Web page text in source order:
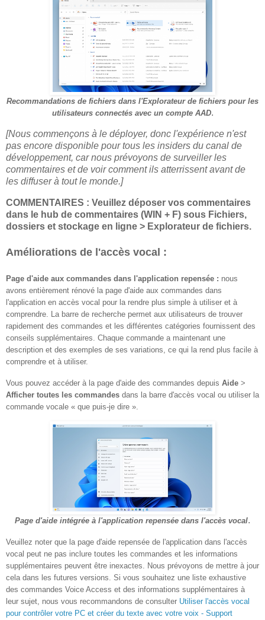
Recommandations de fichiers dans l'Explorateur de fichiers pour les
utilisateurs connectés avec un compte AAD.
[Nous commençons à le déployer, donc l'expérience n'est
pas encore disponible pour tous les insiders du canal de
développement, car nous prévoyons de surveiller les
commentaires et de voir comment ils atterrissent avant de
les diffuser à tout le monde.]
COMMENTAIRES : Veuillez déposer vos commentaires
dans le hub de commentaires (WIN + F) sous Fichiers,
dossiers et stockage en ligne > Explorateur de fichiers.
Améliorations de l'accès vocal :
Page d'aide aux commandes dans l'application repensée : nous
avons entièrement rénové la page d'aide aux commandes dans
l'application en accès vocal pour la rendre plus simple à utiliser et à
comprendre. La barre de recherche permet aux utilisateurs de trouver
rapidement des commandes et les différentes catégories fournissent des
conseils supplémentaires. Chaque commande a maintenant une
description et des exemples de ses variations, ce qui la rend plus facile à
comprendre et à utiliser.
Vous pouvez accéder à la page d'aide des commandes depuis Aide >
Afficher toutes les commandes dans la barre d'accès vocal ou utiliser la
commande vocale « que puis-je dire ».
Page d'aide intégrée à l'application repensée dans l'accès vocal.
Veuillez noter que la page d'aide repensée de l'application dans l'accès
vocal peut ne pas inclure toutes les commandes et les informations
supplémentaires peuvent être inexactes. Nous prévoyons de mettre à jour
cela dans les futures versions. Si vous souhaitez une liste exhaustive
des commandes Voice Access et des informations supplémentaires à
leur sujet, nous vous recommandons de consulter Utiliser l'accès vocal
pour contrôler votre PC et créer du texte avec votre voix - Support